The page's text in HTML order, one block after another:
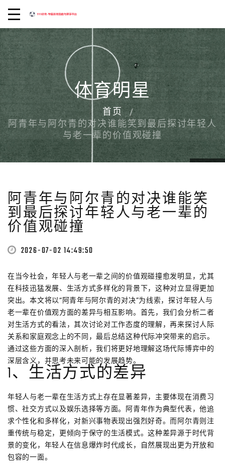
体育明星
首页
阿青年与阿尔青的对决谁能笑到最后探讨年轻人
与老一辈的价值观碰撞
阿青年与阿尔青的对决谁能笑
到最后探讨年轻人与老一辈的
价值观碰撞
2026-07-02 14:49:50
在当今社会，年轻人与老一辈之间的价值观碰撞愈发明显，尤其
在科技迅猛发展、生活方式多样化的背景下，这种对立显得更加
突出。本文将以“阿青年与阿尔青的对决”为线索，探讨年轻人与
老一辈在价值观方面的差异与相互影响。首先，我们会分析二者
对生活方式的看法，其次讨论对工作态度的理解，再来探讨人际
关系和家庭观念上的不同，最后总结这种代际冲突带来的启示。
通过这些方面的深入剖析，我们将更好地理解这场代际博弈中的
深层含义，并思考未来可能的发展趋势。
1、生活方式的差异
年轻人与老一辈在生活方式上存在显著差异，主要体现在消费习
惯、社交方式以及娱乐选择等方面。阿青年作为典型代表，他追
求个性化和多样化，对新兴事物表现出强烈好奇。而阿尔青则注
重传统与稳定，更倾向于保守的生活模式。这种差异源于时代背
景的变化，年轻人在信息爆炸时代成长，自然展现出更为开放和
包容的一面。